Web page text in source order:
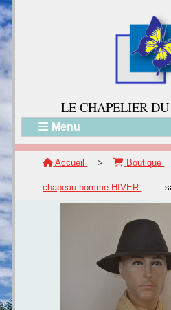
LE CHAPELIER
Menu
Accueil > Boutique
chapeau homme HIVER -